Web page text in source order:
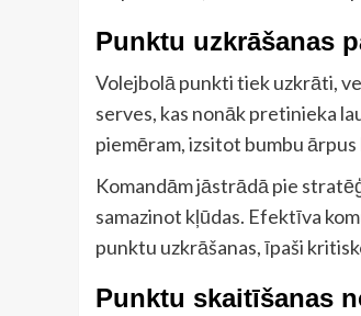
Punktu uzkrāšanas
Volejbolā punkti tiek uzkrāti,
serves, kas nonāk pretinieka
piemēram, izsitot bumbu
Komandām jāstrādā pie
samazinot kļūdas. Efektīva
punktu uzkrāšanas, īpaši
Punktu skaitīšanas